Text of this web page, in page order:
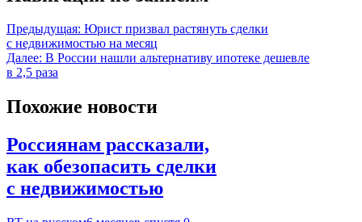
Предыдущая: Юрист призвал растянуть сделки
с недвижимостью на месяц
Далее: В России нашли альтернативу ипотеке дешевле
в 2,5 раза
Похожие новости
Россиянам рассказали,
как обезопасить сделки
с недвижимостью